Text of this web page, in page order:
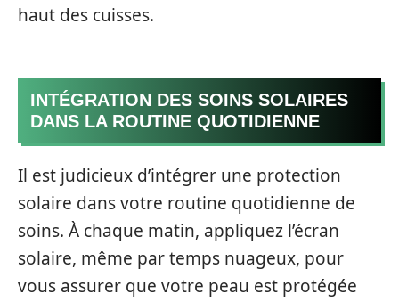
haut des cuisses.
INTÉGRATION DES SOINS SOLAIRES
DANS LA ROUTINE QUOTIDIENNE
Il est judicieux d’intégrer une protection
solaire dans votre routine quotidienne de
soins. À chaque matin, appliquez l’écran
solaire, même par temps nuageux, pour
vous assurer que votre peau est protégée